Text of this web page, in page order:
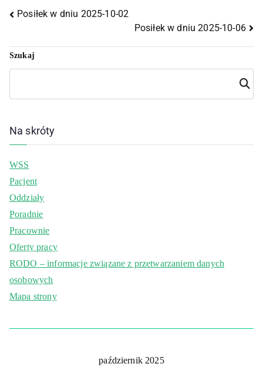
Posiłek w dniu 2025-10-02
Posiłek w dniu 2025-10-06
Szukaj
Szuka
j
Na skróty
WSS
Pacjent
Oddziały
Poradnie
Pracownie
Oferty pracy
RODO – informacje związane z przetwarzaniem danych
osobowych
Mapa strony
październik 2025